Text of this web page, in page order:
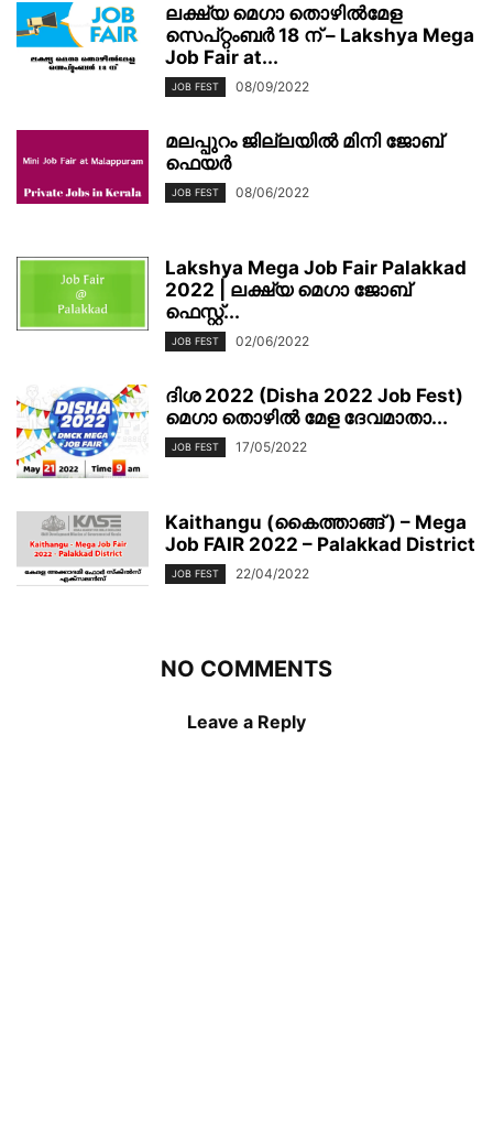
ലക്ഷ്യ മെഗാ തൊഴില്‍മേള
സെപ്റ്റംബര്‍ 18 ന് – Lakshya Mega
Job Fair at...
JOB FEST 08/09/2022
മലപ്പുറം ജില്ലയിൽ മിനി ജോബ്
ഫെയര്‍
JOB FEST 08/06/2022
Lakshya Mega Job Fair Palakkad
2022 | ലക്ഷ്യ മെഗാ ജോബ്
ഫെസ്റ്റ്...
JOB FEST 02/06/2022
ദിശ 2022 (Disha 2022 Job Fest)
മെഗാ തൊഴിൽ മേള ദേവമാതാ...
JOB FEST 17/05/2022
Kaithangu (കൈത്താങ്ങ് ) – Mega
Job FAIR 2022 – Palakkad District
JOB FEST 22/04/2022
NO COMMENTS
Leave a Reply